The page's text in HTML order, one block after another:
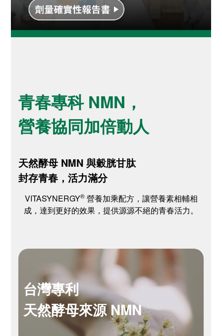
青春專科 NMN，
營養協同加倍動人
天然酵母 NMN 與穀胱甘肽
封存青春，活力滿分
VITASYNERGY®營養加乘配方，讓營養素相輔相
成，達到更好的效果，提供源源不絕的青春活力。
台灣專利
天然酵母來源 NMN